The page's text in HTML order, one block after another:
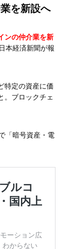
を新設へ
ンの仲介業を新
本経済新聞が報
特定の資産に価
。ブロックチェ
「暗号資産・電